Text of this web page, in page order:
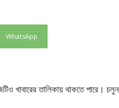
WhatsApp
খাবারের তালিকায় থাকতে পারে।